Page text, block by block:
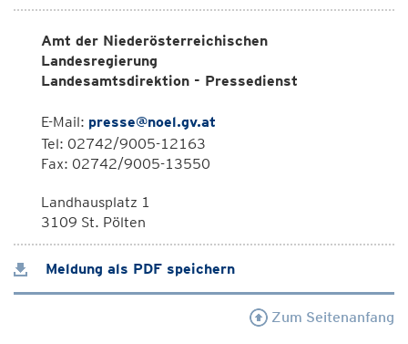
Amt der Niederösterreichischen
Landesregierung
Landesamtsdirektion - Pressedienst
E-Mail: presse@noel.gv.at
Tel: 02742/9005-12163
Fax: 02742/9005-13550
Landhausplatz 1
3109 St. Pölten
Meldung als PDF speichern
Zum Seitenanfang